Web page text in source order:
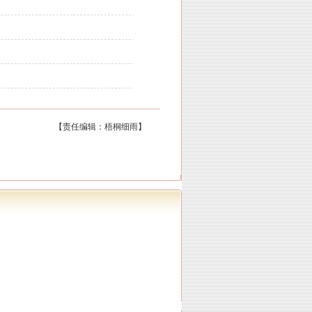
【责任编辑：梧桐细雨】